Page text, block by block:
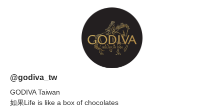
@godiva_tw
GODIVA Taiwan
如果Life is like a box of chocolates